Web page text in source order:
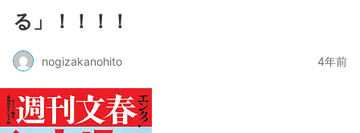
る」！！！！
nogizakanohito 4年前